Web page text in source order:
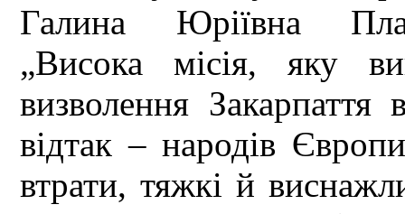
Галина Юріївна
„Висока місія, яку
визволення
відтак – народів
втрати, тяжкі й